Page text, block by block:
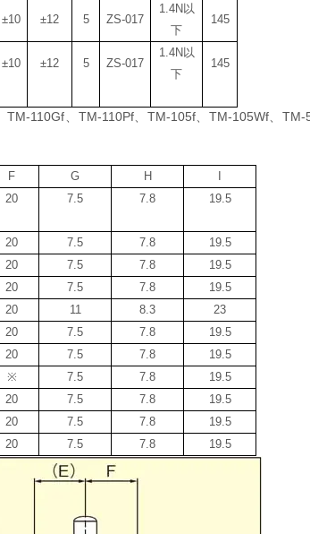
±10 ±12 5 ZS-017
1.4N 以
下
145
±10 ±12 5 ZS-017
1.4N 以
下
145
、TM-110Gf TM-110Pf、 TM-105f、 TM-105Wf、 TM-
F G H
20 7.5 7.8 19.5
20 7.5 7.8
19.5
20 7.5 7.8
19.5
20 7.5 7.8
19.5
20 11 8.3
23
20 7.5 7.8
19.5
20 7.5 7.8
19.5
※ 7.5 7.8
19.5
20 7.5 7.8
19.5
20 7.5 7.8
19.5
20 7.5 7.8 19.5